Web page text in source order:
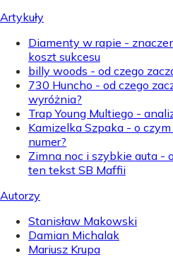
Artykuły
Diamenty w rapie -
koszt sukcesu
billy woods - od czego
730 Huncho - od czego
wyróżnia?
Trap Young Multiego -
Kamizelka Szpaka - o
numer?
Zimna noc i szybkie auta -
ten tekst SB Maffii
Autorzy
Stanisław Makowski
Damian Michalak
Mariusz Krupa